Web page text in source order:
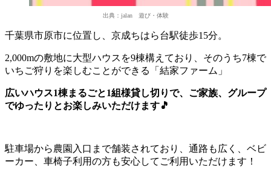
出典：jalan 遊び・体験
千葉県市原市に位置し、京成ちはら台駅徒歩15分。
2,000mの敷地に大型ハウスを9棟構えており、そのうち7棟で
いちご狩りを楽しむことができる「結家ファーム」
広いハウス1棟まるごと1組様貸し切りで、ご家族、グループ
でゆったりとお楽しみいただけます🎵
駐車場から農園入口まで舗装されており、通路も広く、ベビ
ーカー、車椅子利用の方も安心してご利用いただけます！